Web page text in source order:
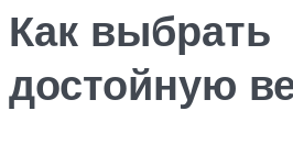
Как выбрать
достойную